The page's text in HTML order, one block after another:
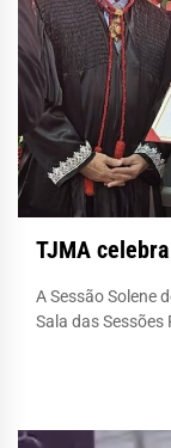
TJMA
A Sessão Solene
Sala das Sessões